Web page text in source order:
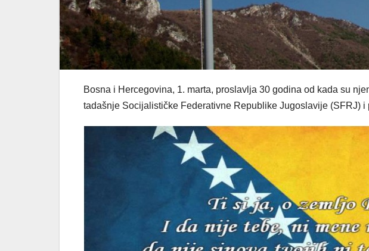
Bosna i Hercegovina, 1. marta, proslavlja 30 godina od kada su
tadašnje Socijalističke Federativne Republike Jugoslavije (SFRJ) i